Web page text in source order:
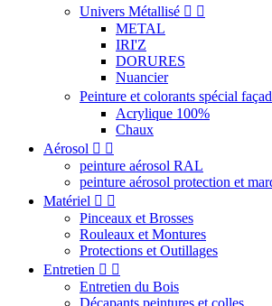
Univers Métallisé  
METAL
IRI'Z
DORURES
Nuancier
Peinture et colorants spécial
Acrylique 100%
Chaux
Aérosol  
peinture aérosol RAL
peinture aérosol protection et
Matériel  
Pinceaux et Brosses
Rouleaux et Montures
Protections et Outillages
Entretien  
Entretien du Bois
Décapants peintures et colles